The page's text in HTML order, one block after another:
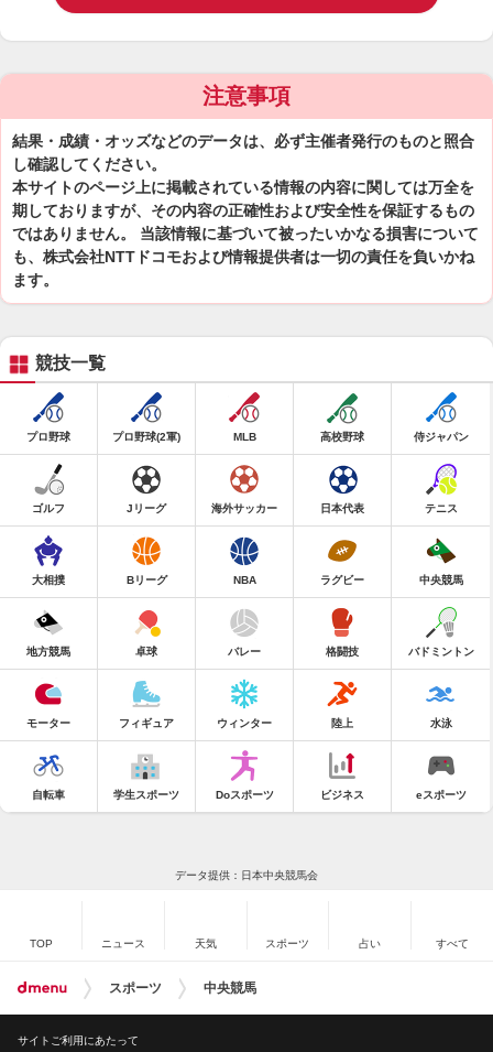
注意事項
結果・成績・オッズなどのデータは、必ず主催者発行のものと照合
し確認してください。
本サイトのページ上に掲載されている情報の内容に関しては万全を
期しておりますが、その内容の正確性および安全性を保証するもの
ではありません。 当該情報に基づいて被ったいかなる損害について
も、株式会社NTTドコモおよび情報提供者は一切の責任を負いかね
ます。
競技一覧
プロ野球 プロ野球(2軍) MLB 高校野球 侍ジャパン
ゴルフ Jリーグ 海外サッカー 日本代表 テニス
大相撲 Bリーグ NBA ラグビー 中央競馬
地方競馬 卓球 バレー 格闘技 バドミントン
モーター フィギュア ウィンター 陸上 水泳
自転車 学生スポーツ Doスポーツ ビジネス eスポーツ
データ提供：日本中央競馬会
TOP ニュース 天気 スポーツ 占い すべて
スポーツ 中央競馬
サイトご利用にあたって